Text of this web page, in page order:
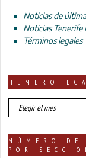
Noticias de
Noticias Tenerife
Términos legales
HEMEROTECA
DE
NÚMERO
POR